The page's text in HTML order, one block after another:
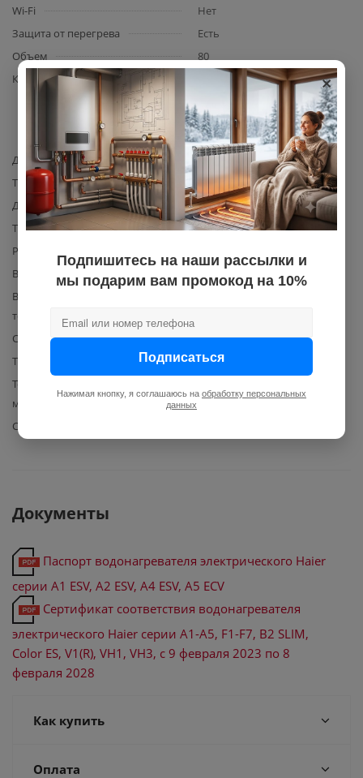
Wi-Fi
Нет
Защита от перегрева
Есть
Объем
80
Комплектация
водонагреватель, крепеж,
предохранительный клапан,
инструкция, гарантийный
талон
Диаметр подводки для воды
1/2
Тип ТЭНа
мокрый
Давление воды, макс.
8
Тип водонагревателя
накопительный
Размещение подводки
Внутреннее покрытие бака
эмаль
Время нагрева до макс.
темературы
Способ нагрева
электрический
Тип корпуса водонагревателя
цилиндрический
Температура горячей воды
макс.
Сенсорное управление
Документы
Паспорт водонагревателя электрического Haier
серии А1 ESV, А2 ESV, А4 ESV, А5 ECV
Сертификат соответствия водонагревателя
электрического Haier серии А1-A5, F1-F7, B2 SLIM,
Color ES, V1(R), VH1, VH3, с 9 февраля 2023 по 8
февраля 2028
Как купить
Оплата
×
Подпишитесь на наши рассылки и
мы подарим вам промокод на 10%
Подписаться
Нажимая кнопку, я соглашаюсь на обработку персональных
данных